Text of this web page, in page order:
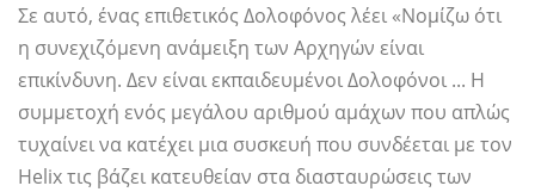
Σε αυτό, ένας επιθετικός Δολοφόνος λέει «Νομίζω ότι
η συνεχιζόμενη ανάμειξη των Αρχηγών είναι
επικίνδυνη. Δεν είναι εκπαιδευμένοι Δολοφόνοι ... Η
συμμετοχή ενός μεγάλου αριθμού αμάχων που απλώς
τυχαίνει να κατέχει μια συσκευή που συνδέεται με τον
Helix τις βάζει κατευθείαν στα διασταυρώσεις των